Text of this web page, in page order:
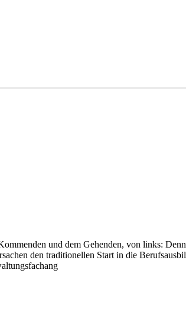
und dem Gehenden, von links:
den traditionellen Start in die